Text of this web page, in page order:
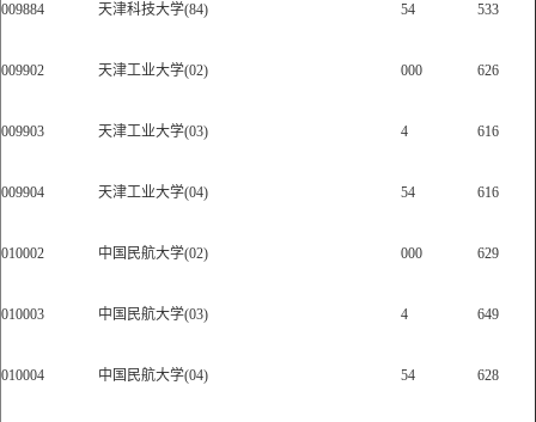
009884 天津科技大学(84) 54 533
009902 天津工业大学(02) 000 626
009903 天津工业大学(03) 4 616
009904 天津工业大学(04) 54 616
010002 中国民航大学(02) 000 629
010003 中国民航大学(03) 4 649
010004 中国民航大学(04) 54 628